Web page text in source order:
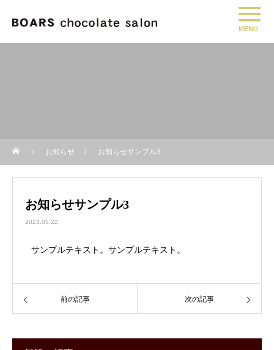
お知らせ お知らせサンプル3
お知らせサンプル3
2023.05.22
サンプルテキスト。サンプルテキスト。
前の記事 次の記事